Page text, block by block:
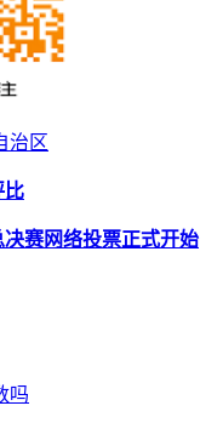
治区
比
赛网络投票正式开始
吗